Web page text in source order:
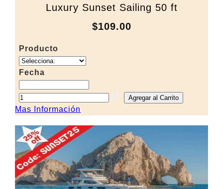
Luxury Sunset Sailing 50 ft
$109.00
Producto
Fecha
Mas Información